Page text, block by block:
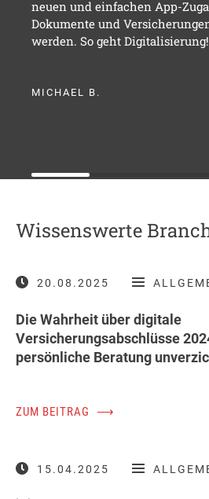
neuen und einfachen App-
Dokumente und
werden. So geht Digitalisierung!
MICHAEL B.
Wissenswerte
20.08.2025
Die Wahrheit über digitale
Versicherungsabschlüsse
persönliche Beratung
ZUM BEITRAG ⟶
15.04.2025